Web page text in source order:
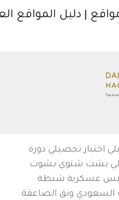
المواقع العربية
تحصيلي دورة
شتوي بشوت
شنطة
ونق الصاعقة